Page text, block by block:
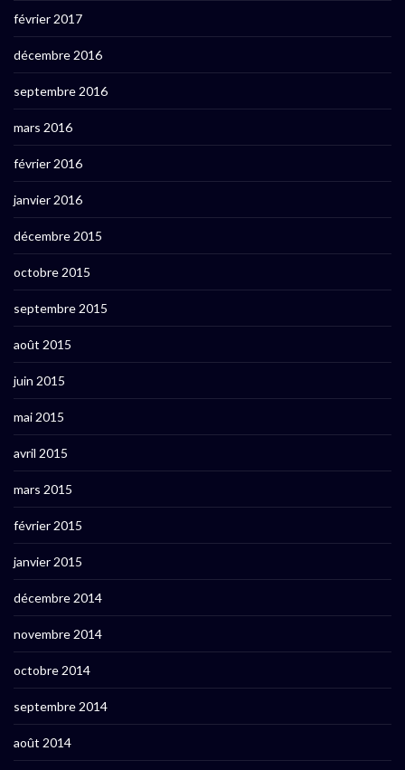
février 2017
décembre 2016
septembre 2016
mars 2016
février 2016
janvier 2016
décembre 2015
octobre 2015
septembre 2015
août 2015
juin 2015
mai 2015
avril 2015
mars 2015
février 2015
janvier 2015
décembre 2014
novembre 2014
octobre 2014
septembre 2014
août 2014